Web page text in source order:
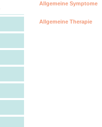
Allgemeine Symptome
Allgemeine Therapie